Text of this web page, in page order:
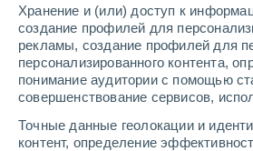
Хранение и (или) доступ к
создание профилей для
рекламы, создание профилей для
персонализированного контента,
понимание аудитории с помощью
совершенствование сервисов,
Точные данные геолокации и
контент, определение
Глубина снега